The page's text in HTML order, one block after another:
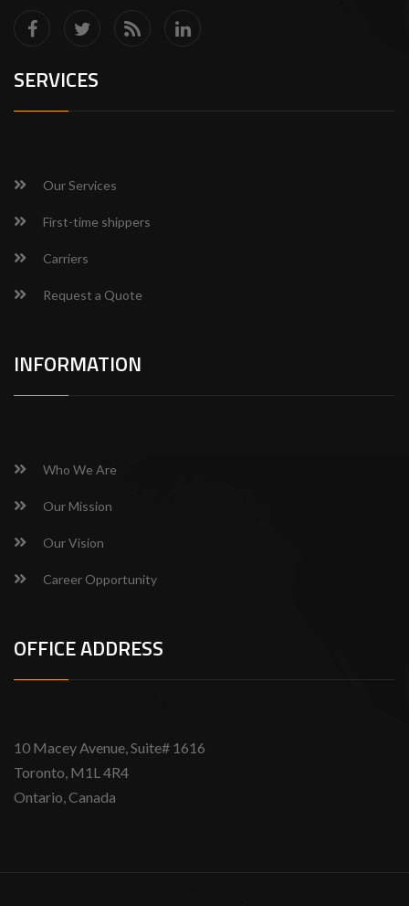
SERVICES
Our Services
First-time shippers
Carriers
Request a Quote
INFORMATION
Who We Are
Our Mission
Our Vision
Career Opportunity
OFFICE ADDRESS
10 Macey Avenue, Suite# 1616
Toronto, M1L 4R4
Ontario, Canada